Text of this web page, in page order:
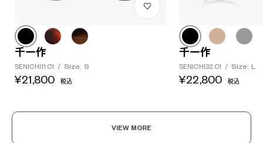
千一作
SENICHI11 C1 / Size: S
¥21,800 税込
千一作
SENICHI32 C1 / Size: L
¥22,800 税込
VIEW MORE